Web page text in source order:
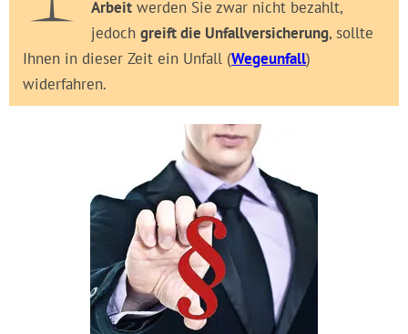
Arbeit werden Sie zwar nicht bezahlt,
jedoch greift die Unfallversicherung, sollte
Ihnen in dieser Zeit ein Unfall (Wegeunfall)
widerfahren.